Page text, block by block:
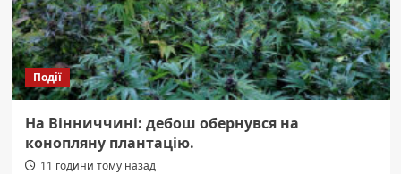
Події
На Вінниччині: дебош обернувся на
конопляну плантацію.
11 години тому назад